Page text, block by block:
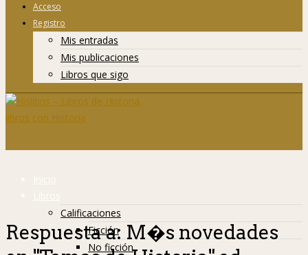
Acceso
Registro
Mis entradas
Mis publicaciones
Libros que sigo
Inicio
Libros
Calificaciones
Ficción
No ficción
Respuesta a: M�s novedades